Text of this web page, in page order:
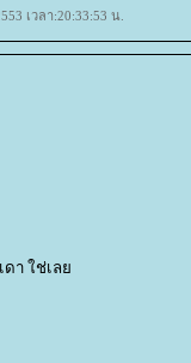
เวลา:20:33:53 น.
ดา ใช่เล